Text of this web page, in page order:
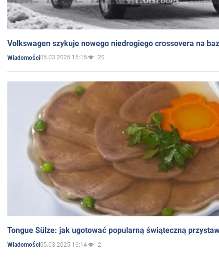
Volkswagen szykuje nowego niedrogiego crossovera na
Wiadomości05.03.2025 16:15 20
Tongue Sülze: jak ugotować popularną świąteczną
Wiadomości05.03.2025 16:14 2